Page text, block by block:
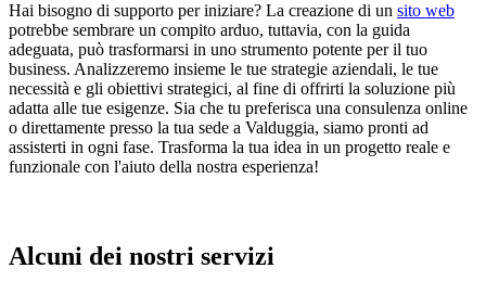
Hai bisogno di supporto per iniziare? La creazione di un sito web
potrebbe sembrare un compito arduo, tuttavia, con la guida
adeguata, può trasformarsi in uno strumento potente per il tuo
business. Analizzeremo insieme le tue strategie aziendali, le tue
necessità e gli obiettivi strategici, al fine di offrirti la soluzione più
adatta alle tue esigenze. Sia che tu preferisca una consulenza online
o direttamente presso la tua sede a Valduggia, siamo pronti ad
assisterti in ogni fase. Trasforma la tua idea in un progetto reale e
funzionale con l'aiuto della nostra esperienza!
Alcuni dei nostri servizi